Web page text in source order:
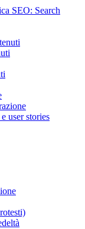
SEO: Search
user stories